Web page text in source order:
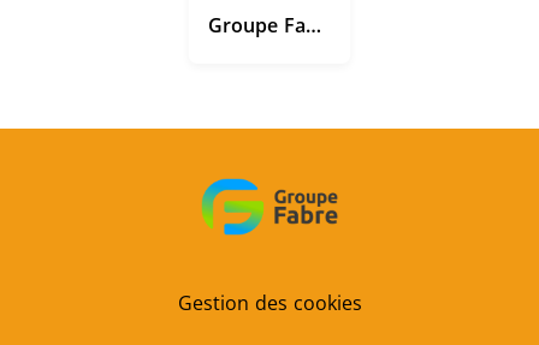
Groupe Fabre
Gestion des cookies